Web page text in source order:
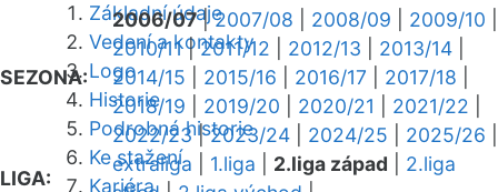
Základní údaje
Vedení a kontakty
Logo
Historie
Podrobná historie
Ke stažení
Kariéra
SEZONA:
2006/07|2007/08 2008/09 2009/10
2010/11|2011/12 2012/13 2013/14
2014/15
2015/16 2016/17 2017/18
2018/19
2019/20 2020/21 2021/22
2022/23|2023/24 2024/25 2025/26
LIGA:
extraliga 1.liga 2.liga západ
2.liga